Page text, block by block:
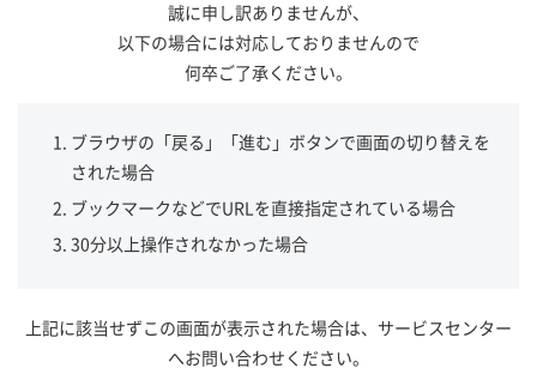
誠に申し訳ありませんが、
以下の場合には対応しておりませんので
何卒ご了承ください。
ブラウザの「戻る」「進む」ボタンで画面の切り替えを
された場合
ブックマークなどでURLを直接指定されている場合
30分以上操作されなかった場合
上記に該当せずこの画面が表示された場合は、サービスセンター
へお問い合わせください。